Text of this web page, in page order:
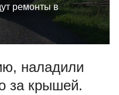
ремонты в
наладили
за крышей.